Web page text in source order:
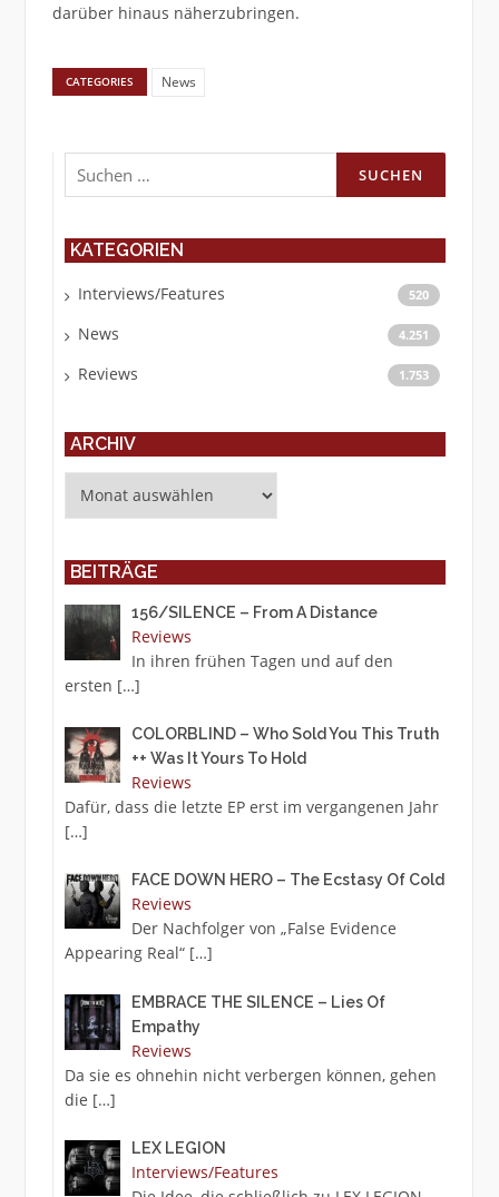
darüber hinaus näherzubringen.
CATEGORIES News
Suchen
nach:
KATEGORIEN
Interviews/Features 520
News 4.251
Reviews 1.753
ARCHIV
BEITRÄGE
156/SILENCE – From A Distance
Reviews
In ihren frühen Tagen und auf den
ersten […]
COLORBLIND – Who Sold You This Truth
++ Was It Yours To Hold
Reviews
Dafür, dass die letzte EP erst im vergangenen Jahr
[…]
FACE DOWN HERO – The Ecstasy Of Cold
Reviews
Der Nachfolger von „False Evidence
Appearing Real“ […]
EMBRACE THE SILENCE – Lies Of
Empathy
Reviews
Da sie es ohnehin nicht verbergen können, gehen
die […]
LEX LEGION
Interviews/Features